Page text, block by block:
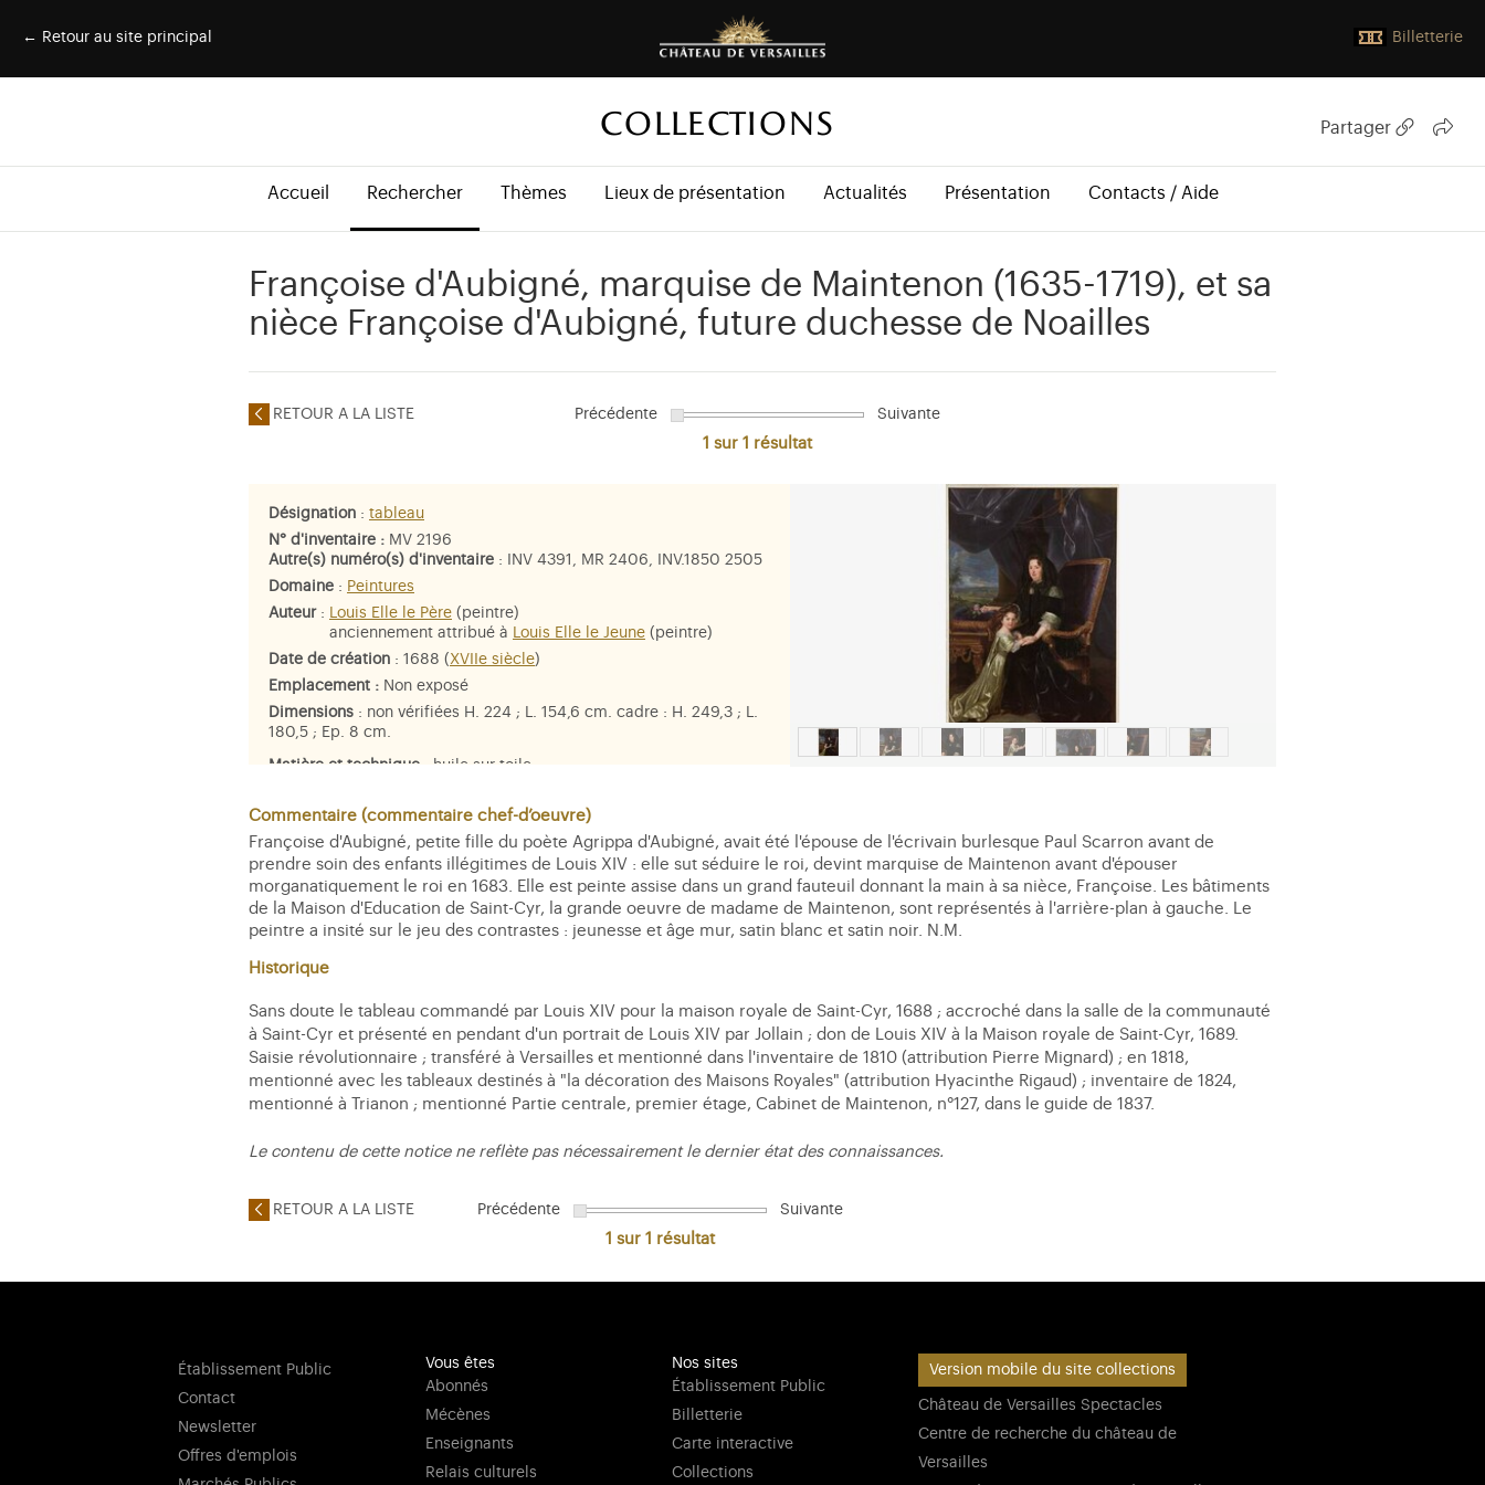
Billetterie
← Retour au site principal
COLLECTIONS Partager
Accueil Rechercher Thèmes Lieux de présentation Actualités Présentation Contacts / Aide
Françoise d'Aubigné, marquise de Maintenon (1635-1719), et sa
nièce Françoise d'Aubigné, future duchesse de Noailles
RETOUR A LA LISTE Précédente Suivante
1 sur 1 résultat
Désignation : tableau
N° d'inventaire : MV 2196
Autre(s) numéro(s) d'inventaire : INV 4391, MR 2406, INV.1850 2505
Domaine : Peintures
Auteur: Louis Elle le Père (peintre)
anciennement attribué à Louis Elle le Jeune (peintre)
Date de création : 1688 ( XVIIe siècle)
Emplacement : Non exposé
Dimensions : non vérifiées H. 224 ; L. 154,6 cm. cadre : H. 249,3 ; L.
180,5 ; Ep. 8 cm.
Matière et technique : huile sur toile
Maintenon,Françoise d'Aubigné, duchesse de Noailles
anciennement identifiée comme
Françoise-Marie de Bourbon,
duchesse d'Orléans
Commentaire (commentaire chef-d’oeuvre)
Françoise d'Aubigné, petite fille du poète Agrippa d'Aubigné, avait été l'épouse de l'écrivain burlesque Paul Scarron avant de
prendre soin des enfants illégitimes de Louis XIV : elle sut séduire le roi, devint marquise de Maintenon avant d'épouser
morganatiquement le roi en 1683. Elle est peinte assise dans un grand fauteuil donnant la main à sa nièce, Françoise. Les bâtiments
de la Maison d'Education de Saint-Cyr, la grande oeuvre de madame de Maintenon, sont représentés à l'arrière-plan à gauche. Le
peintre a insité sur le jeu des contrastes : jeunesse et âge mur, satin blanc et satin noir. N.M.
Historique
Sans doute le tableau commandé par Louis XIV pour la maison royale de Saint-Cyr, 1688 ; accroché dans la salle de la communauté
à Saint-Cyr et présenté en pendant d'un portrait de Louis XIV par Jollain ; don de Louis XIV à la Maison royale de Saint-Cyr, 1689.
Saisie révolutionnaire ; transféré à Versailles et mentionné dans l'inventaire de 1810 (attribution Pierre Mignard) ; en 1818,
mentionné avec les tableaux destinés à "la décoration des Maisons Royales" (attribution Hyacinthe Rigaud) ; inventaire de 1824,
mentionné à Trianon ; mentionné Partie centrale, premier étage, Cabinet de Maintenon, n°127, dans le guide de 1837.
Le contenu de cette notice ne reflète pas nécessairement le dernier état des connaissances.
RETOUR A LA LISTE Précédente Suivante
1 sur 1 résultat
Établissement Public
Contact
Newsletter
Offres d'emplois
Vous êtes
Abonnés
Mécènes
Enseignants
Relais culturels
Nos sites
Établissement Public
Billetterie
Carte interactive
Collections
Version mobile du site collections
Château de Versailles Spectacles
Centre de recherche du château de
Versailles